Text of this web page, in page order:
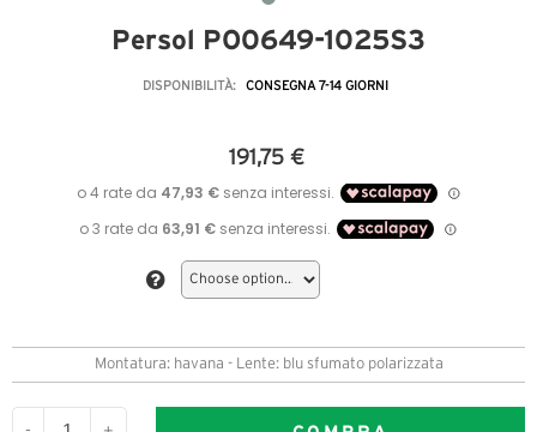
Persol PO0649-1025S3
DISPONIBILITÀ: CONSEGNA 7-14 GIORNI
191,75 €
Montatura: havana - Lente: blu sfumato polarizzata